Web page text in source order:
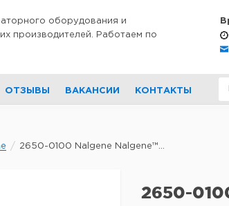
оборудования и
производителей. Работаем по
ОТЗЫВЫ ВАКАНСИИ КОНТАКТЫ
2650-0100 Nalgene Nalgene™...
2650-